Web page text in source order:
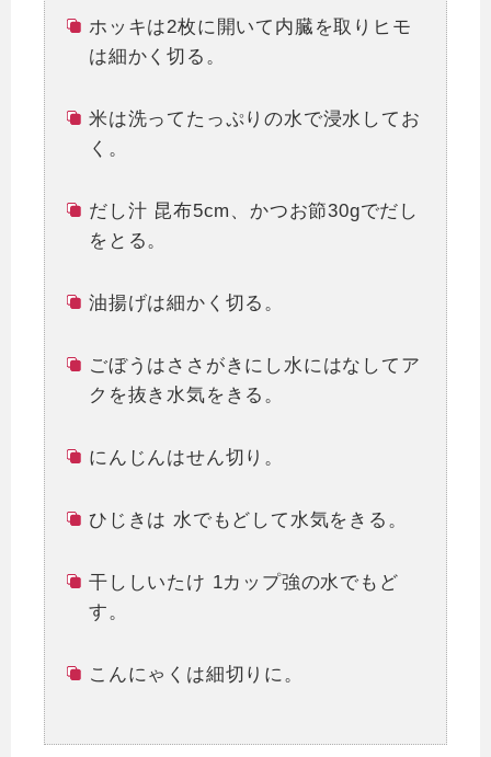
ホッキは2枚に開いて内臓を取りヒモ
は細かく切る。
米は洗ってたっぷりの水で浸水してお
く。
だし汁 昆布5cm、かつお節30gでだし
をとる。
油揚げは細かく切る。
ごぼうはささがきにし水にはなしてア
クを抜き水気をきる。
にんじんはせん切り。
ひじきは 水でもどして水気をきる。
干ししいたけ 1カップ強の水でもど
す。
こんにゃくは細切りに。